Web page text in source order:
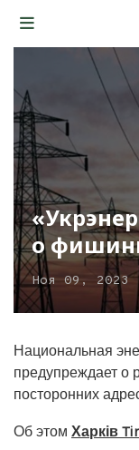
о
Ноя 09, 2023
Национальная
предупреждает о
посторонних
Об этом Харків